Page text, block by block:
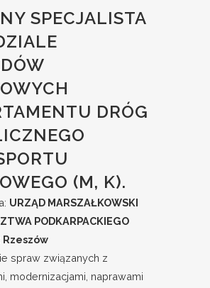
SPECJALISTA
DRÓG
(M, K).
URZĄD MARSZAŁKOWSKI
PODKARPACKIEGO
Rzeszów
spraw związanych z
modernizacjami, naprawami